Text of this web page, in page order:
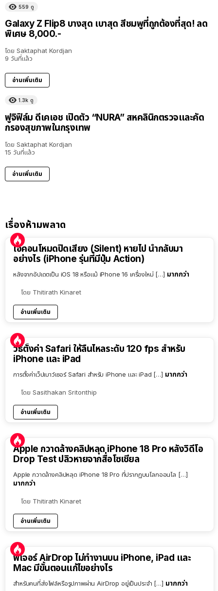
559 ดู
Galaxy Z Flip8 บางสุด เบาสุด สีชมพูที่ถูกต้องที่สุด! ลด
พิเศษ 8,000.-
โดย Saktaphat Kordjan
9 วันที่แล้ว
อ่านเพิ่มเติม
1.3k ดู
ฟูจิฟิล์ม ดีเคเอช เปิดตัว “NURA” สหคลินิกตรวจและคัด
กรองสุขภาพในกรุงเทพ
โดย Saktaphat Kordjan
15 วันที่แล้ว
อ่านเพิ่มเติม
เรื่องห้ามพลาด
ไอคอนโหมดปิดเสียง (Silent) หายไป นำกลับมา
อย่างไร (iPhone รุ่นที่มีปุ่ม Action)
หลังจากอัปเดตเป็น iOS 18 หรือแม้ iPhone 16 เครื่องใหม่ […] มากกว่า
โดย Thitirath Kinaret
อ่านเพิ่มเติม
วิธีตั้งค่า Safari ให้ลื่นไหลระดับ 120 fps สำหรับ
iPhone และ iPad
การตั้งค่าเว็ปเบาว์เซอร์ Safari สำหรับ iPhone และ iPad […] มากกว่า
โดย Sasithakan Sritonthip
อ่านเพิ่มเติม
Apple กวาดล้างคลิปหลุด iPhone 18 Pro หลังวิดีโอ
Drop Test ปลิวหายจากสื่อโซเชียล
Apple กวาดล้างคลิปหลุด iPhone 18 Pro ที่ปรากฏบนโลกออนไล […]
มากกว่า
โดย Thitirath Kinaret
อ่านเพิ่มเติม
ฟีเจอร์ AirDrop ไม่ทำงานบน iPhone, iPad และ
Mac มีขั้นตอนแก้ไขอย่างไร
สำหรับคนที่ส่งไฟล์หรือรูปภาพผ่าน AirDrop อยู่เป็นประจำ […] มากกว่า